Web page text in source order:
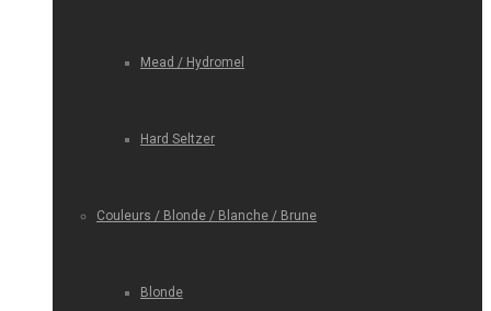
Mead / Hydromel
Hard Seltzer
Couleurs / Blonde / Blanche / Brune
Blonde